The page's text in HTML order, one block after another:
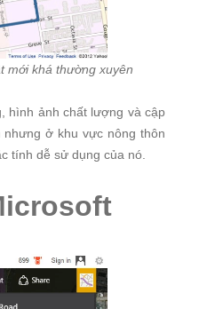
mới khá thường xuyên
hình ảnh chất lượng và cập
ở khu vực nông thôn
tính dễ sử dụng của nó.